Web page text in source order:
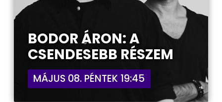
BODOR ÁRON: A
CSENDESEBB RÉSZEM
MÁJUS 08. PÉNTEK 19:45